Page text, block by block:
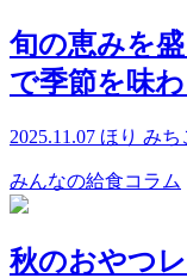
旬の恵みを
で季節を味
2025.11.07 ほり みち
みんなの給食コラム
秋のおやつ